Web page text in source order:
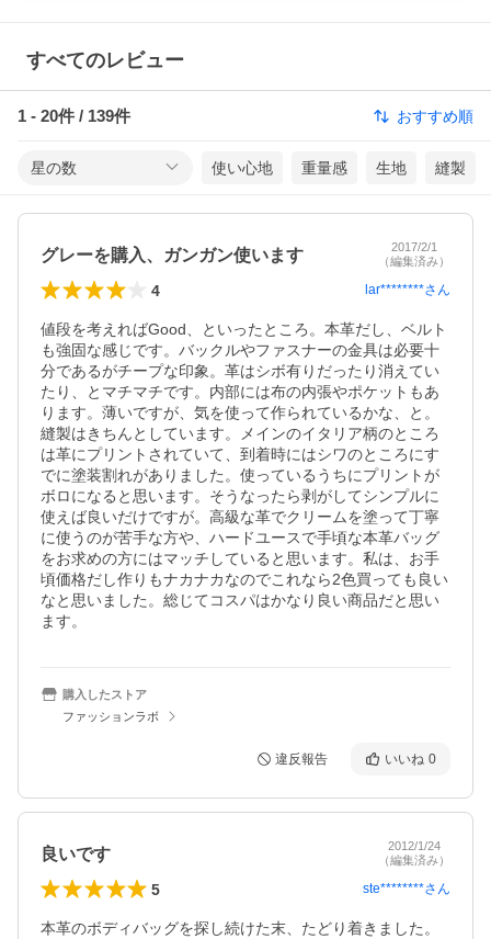
すべてのレビュー
1 - 20件 / 139件 おすすめ順
星の数 使い心地 重量感 生地 縫製
グレーを購入、ガンガン使います
2017/2/1
（編集済み）
4 lar********さん
値段を考えればGood、といったところ。本革だし、ベルト
も強固な感じです。バックルやファスナーの金具は必要十
分であるがチープな印象。革はシボ有りだったり消えてい
たり、とマチマチです。内部には布の内張やポケットもあ
ります。薄いですが、気を使って作られているかな、と。
縫製はきちんとしています。メインのイタリア柄のところ
は革にプリントされていて、到着時にはシワのところにす
でに塗装割れがありました。使っているうちにプリントが
ボロになると思います。そうなったら剥がしてシンプルに
使えば良いだけですが。高級な革でクリームを塗って丁寧
に使うのが苦手な方や、ハードユースで手頃な本革バッグ
をお求めの方にはマッチしていると思います。私は、お手
頃価格だし作りもナカナカなのでこれなら2色買っても良い
なと思いました。総じてコスパはかなり良い商品だと思い
ます。
購入したストア
ファッションラボ
違反報告 いいね 0
良いです
2012/1/24
（編集済み）
5 ste********さん
本革のボディバッグを探し続けた末、たどり着きました。